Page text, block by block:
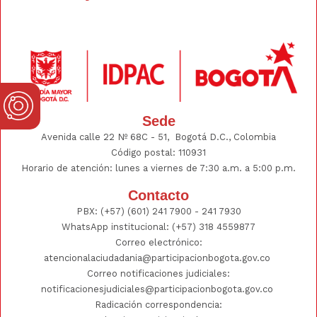
Sede
Avenida calle 22 Nº 68C - 51, Bogotá D.C., Colombia
Código postal: 110931
Horario de atención: lunes a viernes de 7:30 a.m. a 5:00 p.m.
Contacto
PBX: (+57) (601) 241 7900 - 241 7930
WhatsApp institucional: (+57) 318 4559877
Correo electrónico:
atencionalaciudadania@participacionbogota.gov.co
Correo notificaciones judiciales:
notificacionesjudiciales@participacionbogota.gov.co
Radicación correspondencia: